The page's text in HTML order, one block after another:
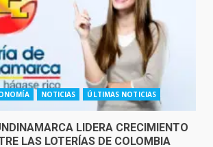
NOTICIAS ÚLTIMAS NOTICIAS
LIDERA CRECIMIENTO
LAS LOTERÍAS DE COLOMBIA